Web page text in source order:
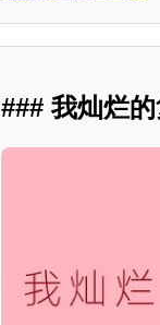
### 我灿烂